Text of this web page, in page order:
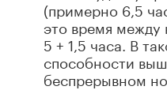
(примерно 6,5
это время
5 + 1,5 часа. В
способности
беспрерывном